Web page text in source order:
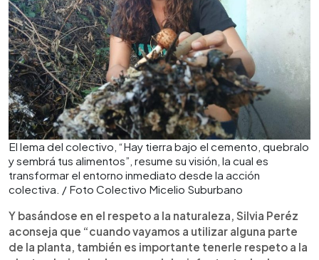
El lema del colectivo, “Hay tierra bajo el cemento, quebralo
y sembrá tus alimentos”, resume su visión, la cual es
transformar el entorno inmediato desde la acción
colectiva. / Foto Colectivo Micelio Suburbano
Y basándose en el respeto a la naturaleza, Silvia Peréz
aconseja que “cuando vayamos a utilizar alguna parte
de la planta, también es importante tenerle respeto a la